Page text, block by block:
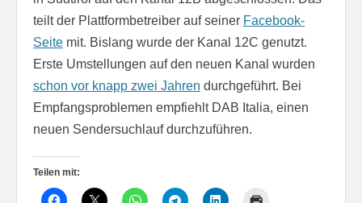
teilt der Plattformbetreiber auf seiner Facebook-
Seite mit. Bislang wurde der Kanal 12C genutzt.
Erste Umstellungen auf den neuen Kanal wurden
schon vor knapp zwei Jahren durchgeführt. Bei
Empfangsproblemen empfiehlt DAB Italia, einen
neuen Sendersuchlauf durchzuführen.
Teilen mit: